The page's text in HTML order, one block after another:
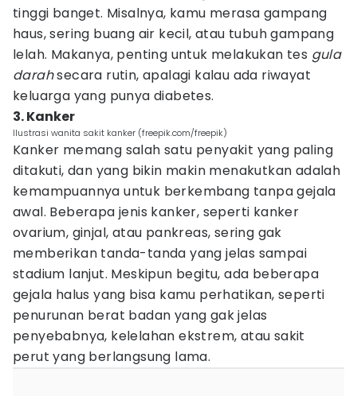
tinggi banget. Misalnya, kamu merasa gampang
haus, sering buang air kecil, atau tubuh gampang
lelah. Makanya, penting untuk melakukan tes gula
darahsecara rutin, apalagi kalau ada riwayat
keluarga yang punya diabetes.
3. Kanker
Ilustrasi wanita sakit kanker (freepik.com/freepik)
Kanker memang salah satu penyakit yang paling
ditakuti, dan yang bikin makin menakutkan adalah
kemampuannya untuk berkembang tanpa gejala
awal. Beberapa jenis kanker, seperti kanker
ovarium, ginjal, atau pankreas, sering gak
memberikan tanda-tanda yang jelas sampai
stadium lanjut. Meskipun begitu, ada beberapa
gejala halus yang bisa kamu perhatikan, seperti
penurunan berat badan yang gak jelas
penyebabnya, kelelahan ekstrem, atau sakit
perut yang berlangsung lama.